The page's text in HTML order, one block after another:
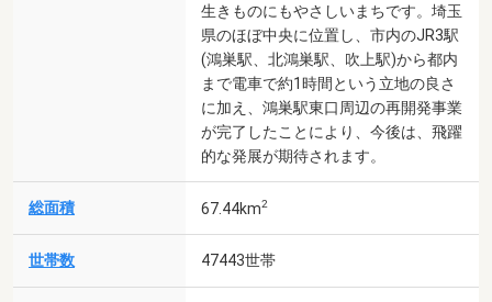
生きものにもやさしいまちです。埼玉
県のほぼ中央に位置し、市内のJR3駅
(鴻巣駅、北鴻巣駅、吹上駅)から都内
まで電車で約1時間という立地の良さ
に加え、鴻巣駅東口周辺の再開発事業
が完了したことにより、今後は、飛躍
的な発展が期待されます。
総面積 67.44km2
世帯数 47443世帯